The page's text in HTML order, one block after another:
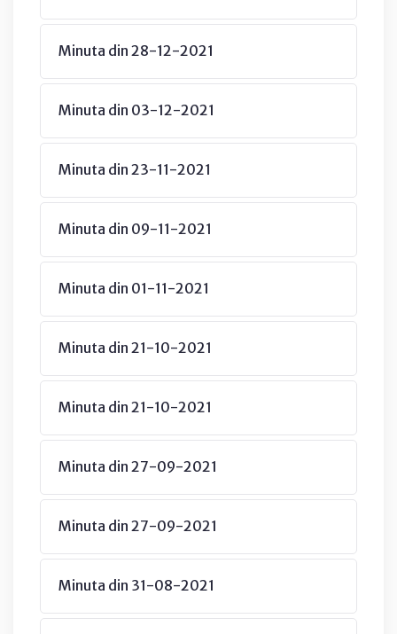
Minuta din 28-12-2021
Minuta din 03-12-2021
Minuta din 23-11-2021
Minuta din 09-11-2021
Minuta din 01-11-2021
Minuta din 21-10-2021
Minuta din 21-10-2021
Minuta din 27-09-2021
Minuta din 27-09-2021
Minuta din 31-08-2021